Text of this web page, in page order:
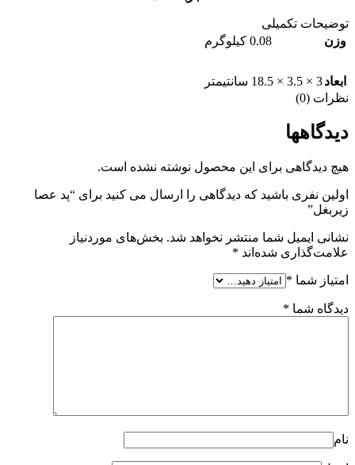
توضیحات تکمیلی
وزن
0.08 کیلوگرم
ابعاد3 × 3.5 × 18.5 سانتیمتر
نظرات (0)
دیدگاهها
هیچ دیدگاهی برای این محصول نوشته نشده است.
اولین نفری باشید که دیدگاهی را ارسال می کنید برای “پد عصا
زیربغل”
نشانی ایمیل شما منتشر نخواهد شد. بخش‌های موردنیاز
علامت‌گذاری شده‌اند *
امتیاز شما *
دیدگاه شما *
نام